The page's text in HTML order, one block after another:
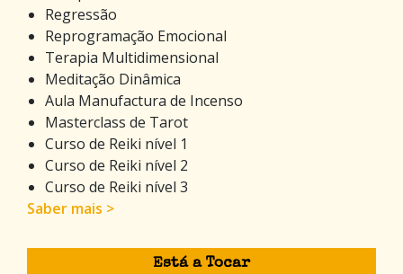
Regressão
Reprogramação Emocional
Terapia Multidimensional
Meditação Dinâmica
Aula Manufactura de Incenso
Masterclass de Tarot
Curso de Reiki nível 1
Curso de Reiki nível 2
Curso de Reiki nível 3
Saber mais >
Está a Tocar